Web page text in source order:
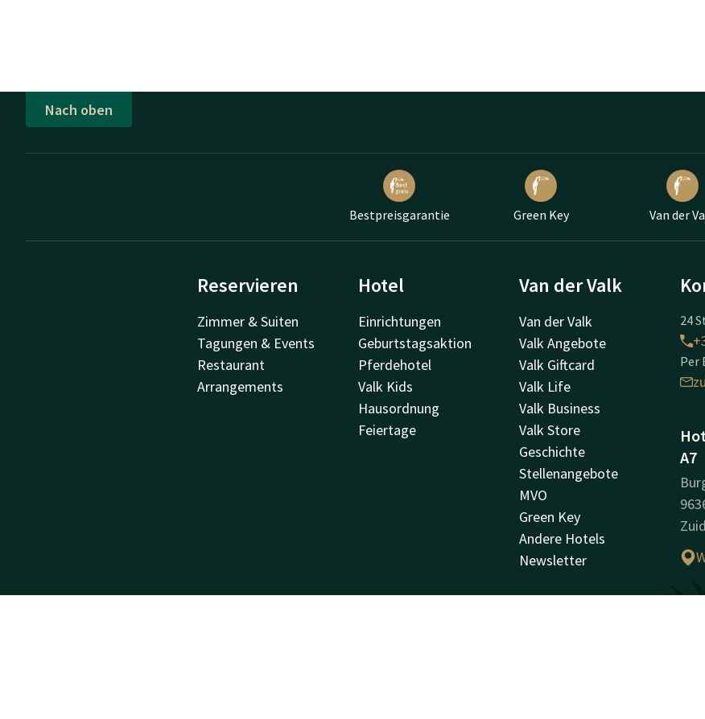
Nach oben
Bestpreisgarantie Green Key Van der
Reservieren
Zimmer & Suiten
Tagungen & Events
Restaurant
Arrangements
Hotel
Einrichtungen
Geburtstagsaktion
Pferdehotel
Valk Kids
Hausordnung
Feiertage
Van der Valk
Van der Valk
Valk Angebote
Valk Giftcard
Valk Life
Valk Business
Valk Store
Geschichte
Stellenangebote
MVO
Green Key
Andere Hotels
Newsletter
24
Per
A7